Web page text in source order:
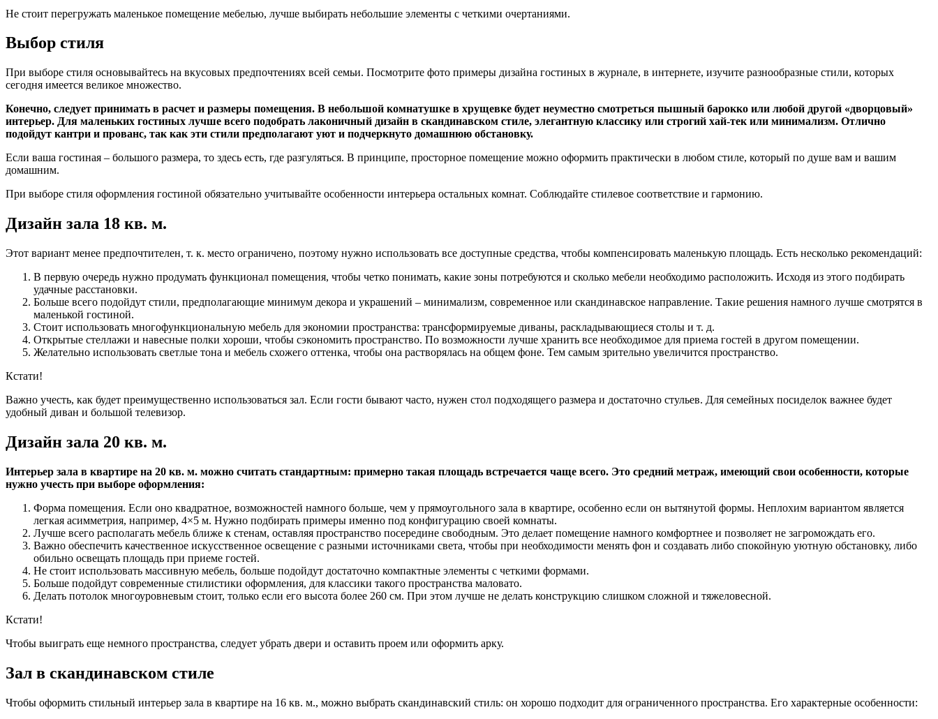
Не стоит перегружать маленькое помещение мебелью, лучше выбирать небольшие элементы с четкими очертаниями.
Выбор стиля
При выборе стиля основывайтесь на вкусовых предпочтениях всей семьи. Посмотрите фото примеры дизайна гостиных в журнале, в интернете, изучите разнообразные стили, которых
сегодня имеется великое множество.
Конечно, следует принимать в расчет и размеры помещения. В небольшой комнатушке в хрущевке будет неуместно смотреться пышный барокко или любой другой «дворцовый»
интерьер. Для маленьких гостиных лучше всего подобрать лаконичный дизайн в скандинавском стиле, элегантную классику или строгий хай-тек или минимализм. Отлично
подойдут кантри и прованс, так как эти стили предполагают уют и подчеркнуто домашнюю обстановку.
Если ваша гостиная – большого размера, то здесь есть, где разгуляться. В принципе, просторное помещение можно оформить практически в любом стиле, который по душе вам и вашим
домашним.
При выборе стиля оформления гостиной обязательно учитывайте особенности интерьера остальных комнат. Соблюдайте стилевое соответствие и гармонию.
Дизайн зала 18 кв. м.
Этот вариант менее предпочтителен, т. к. место ограничено, поэтому нужно использовать все доступные средства, чтобы компенсировать маленькую площадь. Есть несколько рекомендаций:
В первую очередь нужно продумать функционал помещения, чтобы четко понимать, какие зоны потребуются и сколько мебели необходимо расположить. Исходя из этого подбирать
удачные расстановки.
Больше всего подойдут стили, предполагающие минимум декора и украшений – минимализм, современное или скандинавское направление. Такие решения намного лучше смотрятся в
маленькой гостиной.
Стоит использовать многофункциональную мебель для экономии пространства: трансформируемые диваны, раскладывающиеся столы и т. д.
Открытые стеллажи и навесные полки хороши, чтобы сэкономить пространство. По возможности лучше хранить все необходимое для приема гостей в другом помещении.
Желательно использовать светлые тона и мебель схожего оттенка, чтобы она растворялась на общем фоне. Тем самым зрительно увеличится пространство.
Кстати!
Важно учесть, как будет преимущественно использоваться зал. Если гости бывают часто, нужен стол подходящего размера и достаточно стульев. Для семейных посиделок важнее будет
удобный диван и большой телевизор.
Дизайн зала 20 кв. м.
Интерьер зала в квартире на 20 кв. м. можно считать стандартным: примерно такая площадь встречается чаще всего. Это средний метраж, имеющий свои особенности, которые
нужно учесть при выборе оформления:
Форма помещения. Если оно квадратное, возможностей намного больше, чем у прямоугольного зала в квартире, особенно если он вытянутой формы. Неплохим вариантом является
легкая асимметрия, например, 4×5 м. Нужно подбирать примеры именно под конфигурацию своей комнаты.
Лучше всего располагать мебель ближе к стенам, оставляя пространство посередине свободным. Это делает помещение намного комфортнее и позволяет не загромождать его.
Важно обеспечить качественное искусственное освещение с разными источниками света, чтобы при необходимости менять фон и создавать либо спокойную уютную обстановку, либо
обильно освещать площадь при приеме гостей.
Не стоит использовать массивную мебель, больше подойдут достаточно компактные элементы с четкими формами.
Больше подойдут современные стилистики оформления, для классики такого пространства маловато.
Делать потолок многоуровневым стоит, только если его высота более 260 см. При этом лучше не делать конструкцию слишком сложной и тяжеловесной.
Кстати!
Чтобы выиграть еще немного пространства, следует убрать двери и оставить проем или оформить арку.
Зал в скандинавском стиле
Чтобы оформить стильный интерьер зала в квартире на 16 кв. м., можно выбрать скандинавский стиль: он хорошо подходит для ограниченного пространства. Его характерные особенности: